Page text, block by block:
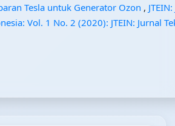
Tesla untuk Generator Ozon ,
Vol. 1 No. 2 (2020): JTEIN: Jurnal